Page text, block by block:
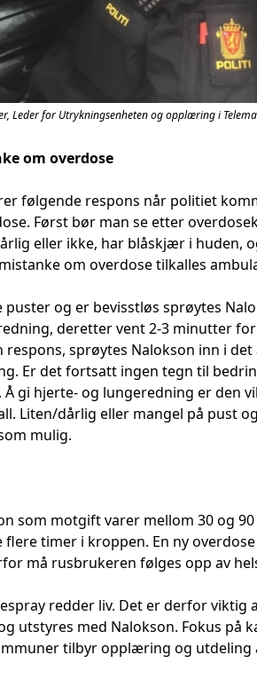
Leder for Utrykningsenheten og opplæring i
om overdose
følgende respons når politiet
Først bør man se etter
eller ikke, har blåskjær i huden,
om overdose tilkalles
og er bevisstløs sprøytes
deretter vent 2-3 minutter
respons, sprøytes Nalokson inn i
Er det fortsatt ingen tegn til
Å gi hjerte- og lungeredning er den
Liten/dårlig eller mangel på pust
mulig.
som motgift varer mellom 30 og
timer i kroppen. En ny
må rusbrukeren følges opp av
redder liv. Det er derfor
utstyres med Nalokson. Fokus på
tilbyr opplæring og utdeling